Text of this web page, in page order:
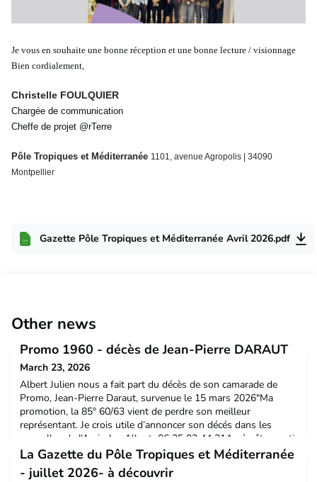
Je vous en souhaite une bonne réception et une bonne lecture / visionnage
Bien cordialement,
Christelle FOULQUIER
Chargée de communication
Cheffe de projet @rTerre
Pôle Tropiques et Méditerranée 1101, avenue Agropolis | 34090
Montpellier
Gazette Pôle Tropiques et Méditerranée Avril 2026.pdf
Other news
Promo 1960 - décès de Jean-Pierre DARAUT
March 23, 2026
Albert Julien nous a fait part du décès de son camarade de
Promo, Jean-Pierre Daraut, survenue le 15 mars 2026"Ma
promotion, la 85° 60/63 vient de perdre son meilleur
représentant. Je crois utile d’annoncer son décés dans les
nouvelles de l’Amicale. Albert 06 25 02 44 31Après être sorti
major de la promo, Ingénieur Agricole et Œnologue,
Champenois, il a débuté sa carrière au CIVC sous les ordres
La Gazette du Pôle Tropiques et Méditerranée
- juillet 2026- à découvrir